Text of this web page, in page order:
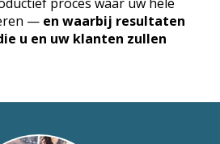
— en waarbij resultaten
u en uw klanten zullen